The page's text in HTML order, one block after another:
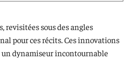
sous des angles
pour ces récits. Ces innovations
dynamiseur incontournable